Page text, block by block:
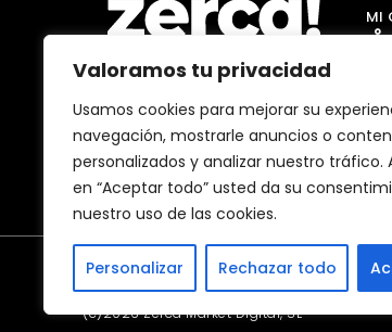
Valoramos tu privacidad
Usamos cookies para mejorar su
navegación, mostrarle anuncios o
personalizados y analizar nuestro tráfico.
en “Aceptar todo” usted da su
nuestro uso de las cookies.
Personalizar Rechazar todo
Comercios, productores y
distribuidores locales. Pagan
impuestos aquí, y dinamizan
economía y empleo en tu
comunidad.
MI
(c)2026 Zerca Market Digital, SL